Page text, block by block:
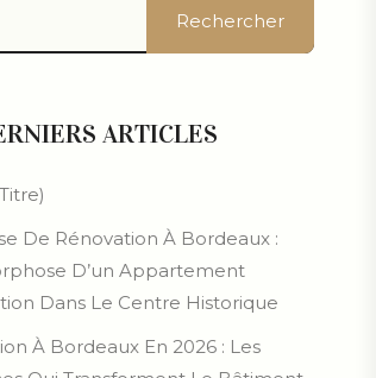
Rechercher
ARTICLES
De Rénovation À Bordeaux :
D’un Appartement
Dans Le Centre Historique
À Bordeaux En 2026 : Les